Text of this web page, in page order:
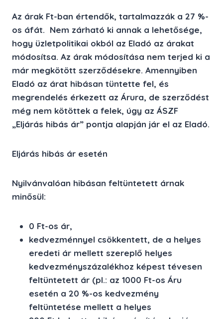
Az árak Ft-ban értendők, tartalmazzák a 27 %-
os áfát. Nem zárható ki annak a lehetősége,
hogy üzletpolitikai okból az Eladó az árakat
módosítsa. Az árak módosítása nem terjed ki a
már megkötött szerződésekre. Amennyiben
Eladó az árat hibásan tüntette fel, és
megrendelés érkezett az Árura, de szerződést
még nem kötöttek a felek, úgy az ÁSZF
„Eljárás hibás ár” pontja alapján jár el az Eladó.
Eljárás hibás ár esetén
Nyilvánvalóan hibásan feltüntetett árnak
minősül:
0 Ft-os ár,
kedvezménnyel csökkentett, de a helyes
eredeti ár mellett szereplő helyes
kedvezményszázalékhoz képest tévesen
feltüntetett ár (pl.: az 1000 Ft-os Áru
esetén a 20 %-os kedvezmény
feltüntetése mellett a helyes